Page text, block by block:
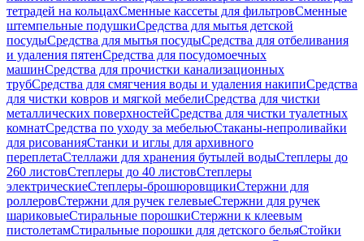
тетрадей на кольцахСменные кассеты для фильтровСменные
штемпельные подушкиСредства для мытья детской
посудыСредства для мытья посудыСредства для отбеливания
и удаления пятенСредства для посудомоечных
машинСредства для прочистки канализационных
трубСредства для смягчения воды и удаления накипиСредства
для чистки ковров и мягкой мебелиСредства для чистки
металлических поверхностейСредства для чистки туалетных
комнатСредства по уходу за мебельюСтаканы-непроливайки
для рисованияСтанки и иглы для архивного
переплетаСтеллажи для хранения бутылей водыСтеплеры до
260 листовСтеплеры до 40 листовСтеплеры
электрическиеСтеплеры-брошюровщикиСтержни для
роллеровСтержни для ручек гелевыеСтержни для ручек
шариковыеСтиральные порошкиСтержни к клеевым
пистолетамСтиральные порошки для детского бельяСтойки